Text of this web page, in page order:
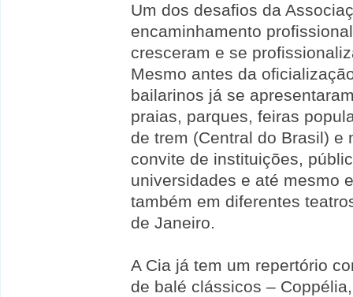
Um dos desafios da
encaminhamento
cresceram e se
Mesmo antes da
bailarinos já se
praias, parques, feiras
de trem (Central do Brasil) e
convite de instituições,
universidades e até mesmo
também em diferentes
de Janeiro.
A Cia já tem um repertório
de balé clássicos –